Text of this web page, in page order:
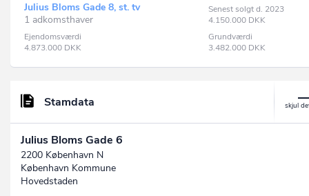
Julius Bloms Gade 8, st. tv
1 adkomsthaver
Senest solgt d. 2023
4.150.000 DKK
Ejendomsværdi
4.873.000 DKK
Grundværdi
3.482.000 DKK
Stamdata
Julius Bloms Gade 6
2200 København N
København Kommune
Hovedstaden